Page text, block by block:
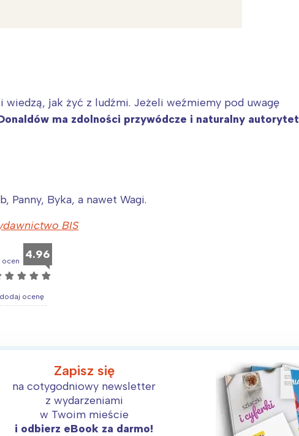
jak żyć z ludźmi. Jeżeli weźmiemy pod uwagę
ma zdolności przywódcze i naturalny autorytet
Panny, Byka, a nawet Wagi.
BIS
ocen 4.96
☆ ☆ ☆ ☆
dodaj ocenę
Zapisz się
na cotygodniowy newsletter
z wydarzeniami
w Twoim mieście
i odbierz eBook za darmo!
z tego regionu:
Śląsk
Kraków
Południe
Północ
Wszystkie